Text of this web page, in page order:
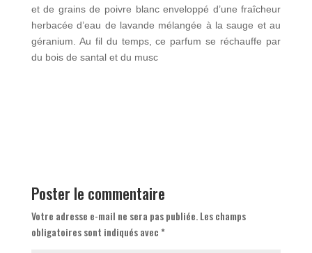
et de grains de poivre blanc enveloppé d’une fraîcheur
herbacée d’eau de lavande mélangée à la sauge et au
géranium. Au fil du temps, ce parfum se réchauffe par
du bois de santal et du musc
Poster le commentaire
Votre adresse e-mail ne sera pas publiée. Les champs
obligatoires sont indiqués avec*